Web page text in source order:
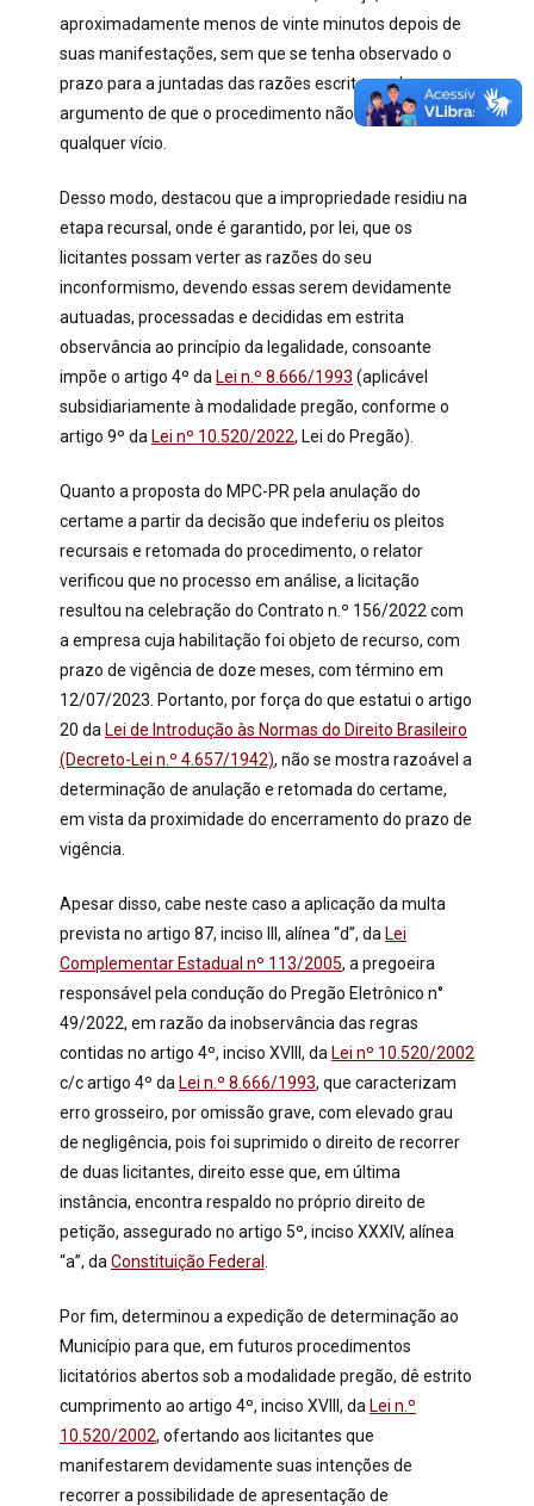
aproximadamente menos de vinte minutos depois de
suas manifestações, sem que se tenha observado o
prazo para a juntadas das razões escritas, sob o
argumento de que o procedimento não continha
qualquer vício.
Desso modo, destacou que a impropriedade residiu na
etapa recursal, onde é garantido, por lei, que os
licitantes possam verter as razões do seu
inconformismo, devendo essas serem devidamente
autuadas, processadas e decididas em estrita
observância ao princípio da legalidade, consoante
impõe o artigo 4º da Lei n.º 8.666/1993 (aplicável
subsidiariamente à modalidade pregão, conforme o
artigo 9º da Lei nº 10.520/2022, Lei do Pregão).
Quanto a proposta do MPC-PR pela anulação do
certame a partir da decisão que indeferiu os pleitos
recursais e retomada do procedimento, o relator
verificou que no processo em análise, a licitação
resultou na celebração do Contrato n.º 156/2022 com
a empresa cuja habilitação foi objeto de recurso, com
prazo de vigência de doze meses, com término em
12/07/2023. Portanto, por força do que estatui o artigo
20 da Lei de Introdução às Normas do Direito Brasileiro
(Decreto-Lei n.º 4.657/1942), não se mostra razoável a
determinação de anulação e retomada do certame,
em vista da proximidade do encerramento do prazo de
vigência.
Apesar disso, cabe neste caso a aplicação da multa
prevista no artigo 87, inciso III, alínea “d”, da Lei
Complementar Estadual nº 113/2005, a pregoeira
responsável pela condução do Pregão Eletrônico n°
49/2022, em razão da inobservância das regras
contidas no artigo 4º, inciso XVIII, da Lei nº 10.520/2002
c/c artigo 4º da Lei n.º 8.666/1993, que caracterizam
erro grosseiro, por omissão grave, com elevado grau
de negligência, pois foi suprimido o direito de recorrer
de duas licitantes, direito esse que, em última
instância, encontra respaldo no próprio direito de
petição, assegurado no artigo 5º, inciso XXXIV, alínea
“a”, da Constituição Federal
Por fim, determinou a expedição de determinação ao
Município para que, em futuros procedimentos
licitatórios abertos sob a modalidade pregão, dê estrito
cumprimento ao artigo 4º, inciso XVIII, da Lei n.º
10.520/2002, ofertando aos licitantes que
manifestarem devidamente suas intenções de
recorrer a possibilidade de apresentação de